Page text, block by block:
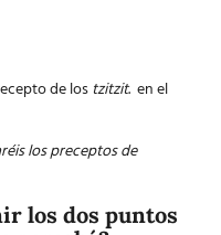
de lostzitzit. en el
los preceptos de
los dos puntos